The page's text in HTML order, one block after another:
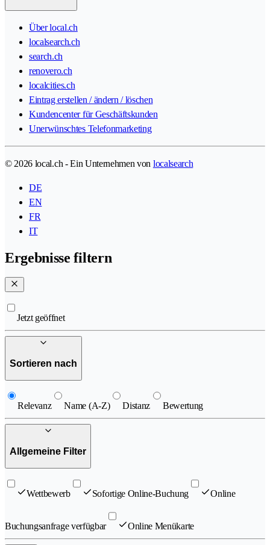
Über local.ch
localsearch.ch
search.ch
renovero.ch
localcities.ch
Eintrag erstellen / ändern / löschen
Kundencenter für Geschäftskunden
Unerwünschtes Telefonmarketing
© 2026 local.ch - Ein Unternehmen von localsearch
DE
EN
FR
IT
Ergebnisse filtern
Jetzt geöffnet
Sortieren nach
Relevanz Name (A-Z) Distanz Bewertung
Allgemeine Filter
Wettbewerb Sofortige Online-Buchung Online
Buchungsanfrage verfügbar Online Menükarte